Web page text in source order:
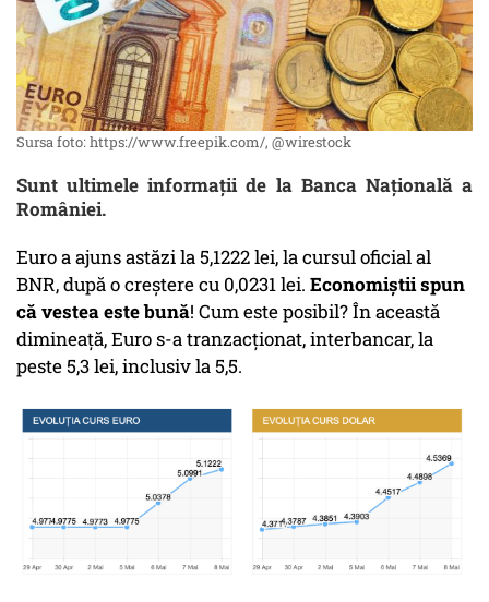
Sursa foto: https://www.freepik.com/, @wirestock
Sunt ultimele informații de la Banca Națională a
României.
Euro a ajuns astăzi la 5,1222 lei, la cursul oficial al
BNR, după o creștere cu 0,0231 lei. Economiștii spun
că vestea este bună! Cum este posibil? În această
dimineață, Euro s-a tranzacționat, interbancar, la
peste 5,3 lei, inclusiv la 5,5.